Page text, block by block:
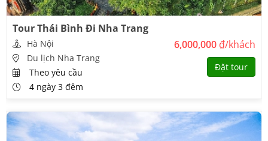
Tour Thái Bình Đi Nha Trang
Hà Nội
Du lịch Nha Trang
Theo yêu cầu
4 ngày 3 đêm
6,000,000 ₫/khách
Đặt tour